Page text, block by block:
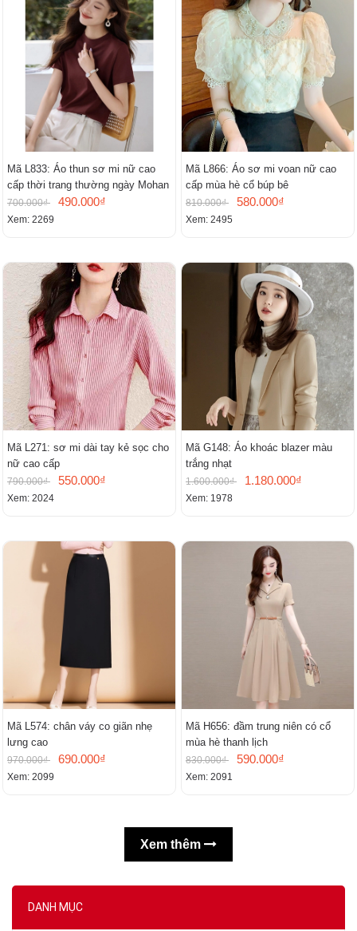
DANH MỤC
Mã L833: Áo thun sơ mi nữ cao
cấp thời trang thường ngày Mohan
700.000₫ 490.000₫
Xem: 2269
Mã L866: Áo sơ mi voan nữ cao
cấp mùa hè cổ búp bê
810.000₫ 580.000₫
Xem: 2495
Mã L271: sơ mi dài tay kẻ sọc cho
nữ cao cấp
790.000₫ 550.000₫
Xem: 2024
Mã G148: Áo khoác blazer màu
trắng nhạt
1.600.000₫ 1.180.000₫
Xem: 1978
Mã L574: chân váy co giãn nhẹ
lưng cao
970.000₫ 690.000₫
Xem: 2099
Mã H656: đầm trung niên có cổ
mùa hè thanh lịch
830.000₫ 590.000₫
Xem: 2091
Xem thêm